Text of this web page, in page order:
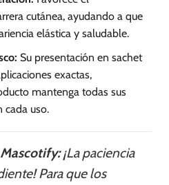
cutánea, ayudando a que
elástica y saludable.
Su presentación en sachet
exactas,
mantenga todas sus
cada uso.
¡La paciencia
Para que los